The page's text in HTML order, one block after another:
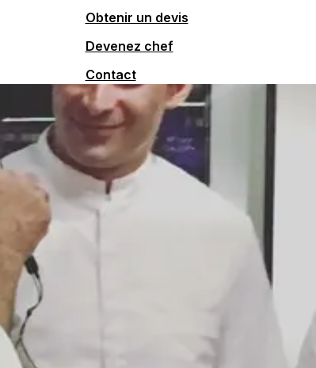
Obtenir un devis
Devenez chef
Contact